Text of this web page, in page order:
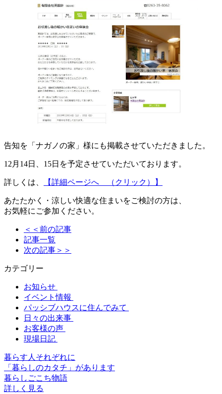
告知を「ナガノの家」様にも掲載させていただきました。
12月14日、15日を予定させていただいております。
詳しくは、 【詳細ページへ （クリック）】
あたたかく・涼しい快適な住まいをご検討の方は、
お気軽にご参加ください。
＜＜前の記事
記事一覧
次の記事＞＞
カテゴリー
お知らせ
イベント情報
パッシブハウスに住んでみて
日々の出来事
お客様の声
現場日記
暮らす人それぞれに
「暮らしのカタチ」があります
暮らしごこち物語
詳しく見る